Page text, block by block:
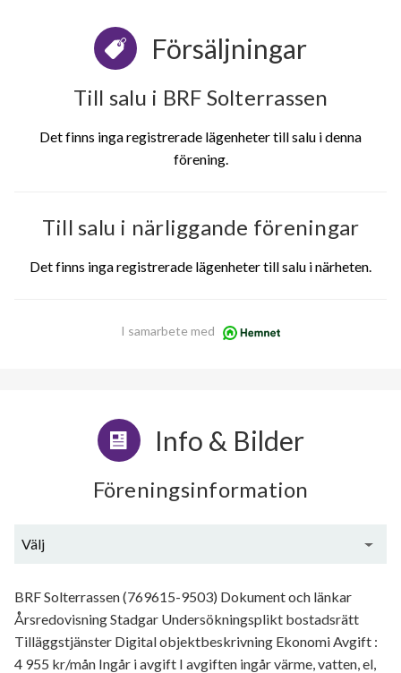
Försäljningar
Till salu i BRF Solterrassen
Det finns inga registrerade lägenheter till salu i denna
förening.
Till salu i närliggande föreningar
Det finns inga registrerade lägenheter till salu i närheten.
I samarbete med
Info & Bilder
Föreningsinformation
Välj
BRF Solterrassen (769615-9503) Dokument och länkar
Årsredovisning Stadgar Undersökningsplikt bostadsrätt
Tilläggstjänster Digital objektbeskrivning Ekonomi Avgift :
4 955 kr/mån Ingår i avgift I avgiften ingår värme, vatten, el,